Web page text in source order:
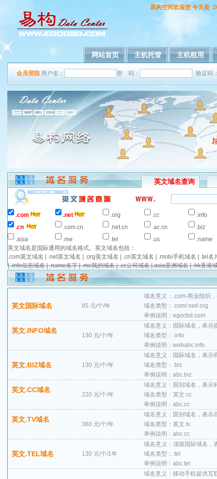
易构空间欢迎您今天是
主机租用
主机托管
网站首页
会员登陆 用户名： 密 码： 验证码
英文域名查询
.com .net .org .cc
.info
.cn
.com.cn .net.cn .ac.cn
.biz
.asia
.me .tel .us
.name
英文域名是国际通用的域名格式。英文域名包括：
.com英文域名 | .net英文域名 | .org英文域名 | .cn英文域名 | .mobi手机域名 | .tel名
| .info信息域名 | .name名字 | .me我的域名 | .cc公司域名 |.asia亚洲域名 | .hk香港
英文国际域名 85 元/个/年
域名意义：.com-商业组织
域名类型：.com/.net/.org
举例说明：egocbd.com
英文.INFO域名
130 元/个/年
域名意义：国际域名，表示
域名类型：.info
举例说明：webabc.info
英文.BIZ域名 130 元/个/年
域名意义：国际域名，表示
域名类型：.biz
举例说明：abc.biz
英文.CC域名
220 元/个/年
域名意义：国别域名，表示
域名类型：英文.cc
举例说明：abc.cc
英文.TV域名
360 元/个/年
域名意义：国别域名，表示
域名类型：英文.tv
举例说明：abc.cc
英文.TEL域名 130 元/个/1年
域名意义：顶级国际域名，
域名类型：.tel
举例说明：abc.tel
域名意义：移动手机提供互